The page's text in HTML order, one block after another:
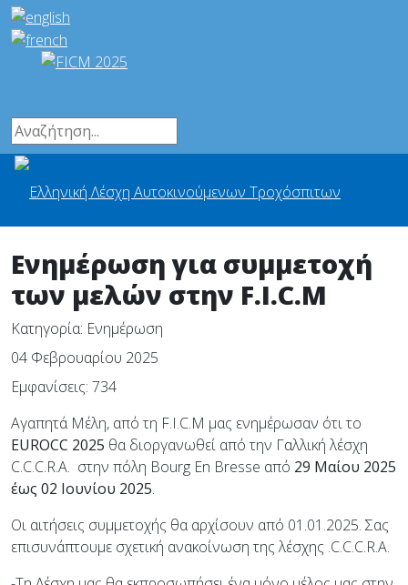
Ενημέρωση για συμμετοχή
των μελών στην F.I.C.M
Κατηγορία: Ενημέρωση
04 Φεβρουαρίου 2025
Εμφανίσεις: 734
Αγαπητά Μέλη, από τη F.I.C.M μας ενημέρωσαν ότι το
EUROCC 2025 θα διοργανωθεί από την Γαλλική λέσχη
C.C.C.R.A. στην πόλη Bourg En Bresse από 29 Μαίου 2025
έως 02 Ιουνίου 2025.
Οι αιτήσεις συμμετοχής θα αρχίσουν από 01.01.2025. Σας
επισυνάπτουμε σχετική ανακοίνωση της λέσχης .C.C.C.R.A.